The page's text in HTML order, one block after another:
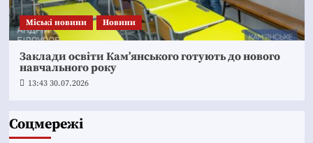
Mіські новини Новини
Заклади освіти Кам’янського готують до нового
навчального року
13:43 30.07.2026
Соцмережі